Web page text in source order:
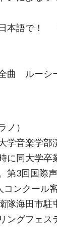
本語で！
曲 ルーシ
ノ）
学音楽学部
に同大学
第3回国際
ンクール
隊海田市駐
ングフェス